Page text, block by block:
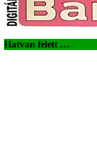
Hatvan felett …